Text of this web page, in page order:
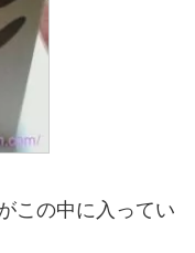
この中に入ってい